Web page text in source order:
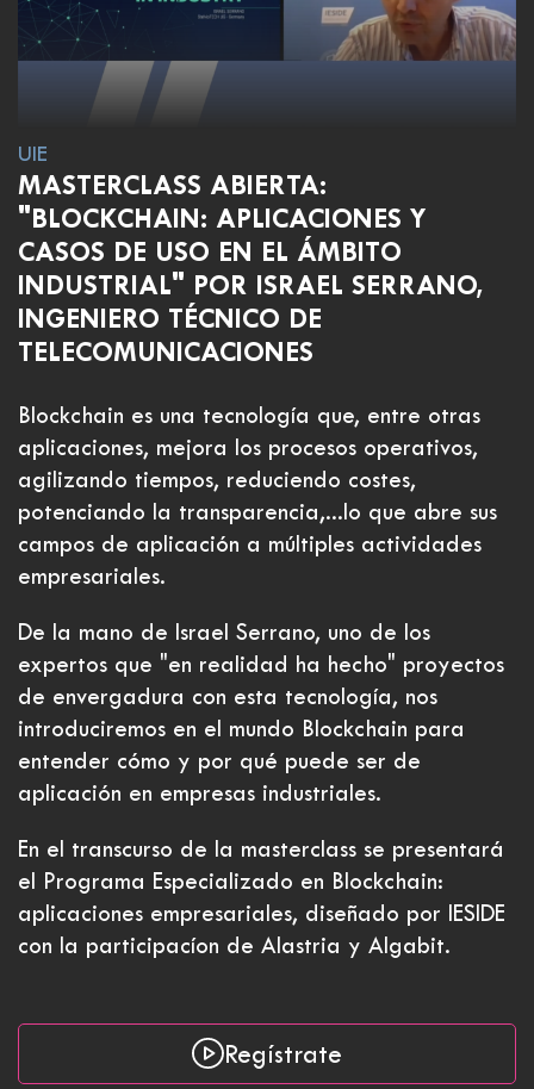
UIE
MASTERCLASS ABIERTA:
"BLOCKCHAIN: APLICACIONES Y
CASOS DE USO EN EL ÁMBITO
INDUSTRIAL" POR ISRAEL SERRANO,
INGENIERO TÉCNICO DE
TELECOMUNICACIONES
Blockchain es una tecnología que, entre otras
aplicaciones, mejora los procesos operativos,
agilizando tiempos, reduciendo costes,
potenciando la transparencia,...lo que abre sus
campos de aplicación a múltiples actividades
empresariales.
De la mano de Israel Serrano, uno de los
expertos que "en realidad ha hecho" proyectos
de envergadura con esta tecnología, nos
introduciremos en el mundo Blockchain para
entender cómo y por qué puede ser de
aplicación en empresas industriales.
En el transcurso de la masterclass se presentará
el
Programa Especializado en Blockchain:
aplicaciones empresariales, diseñado por IESIDE
con la participacíon de Alastria y Algabit.
Regístrate